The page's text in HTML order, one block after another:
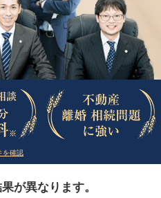
を確認
が異なります。